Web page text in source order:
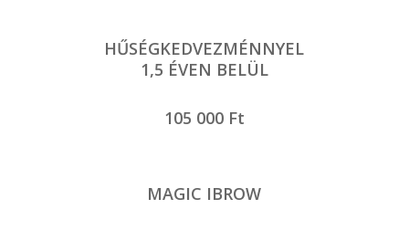
HŰSÉGKEDVEZMÉNNYEL
1,5 ÉVEN BELÜL
105 000 Ft
MAGIC IBROW